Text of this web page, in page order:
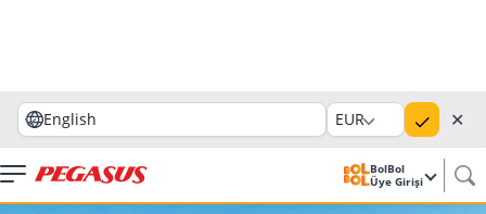
English EUR ✕
BolBol
Üye Girişi